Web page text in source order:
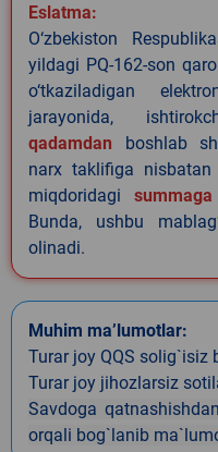
Eslatma:
O‘zbekiston
yildagi PQ-162-son
o‘tkaziladigan
jarayonida,
qadamdan boshlab
narx taklifiga
miqdoridagi
Bunda, ushbu
olinadi.
Muhim ma’lumotlar:
Turar joy QQS solig`isiz
Turar joy jihozlarsiz
Savdoga
orqali bog`lanib